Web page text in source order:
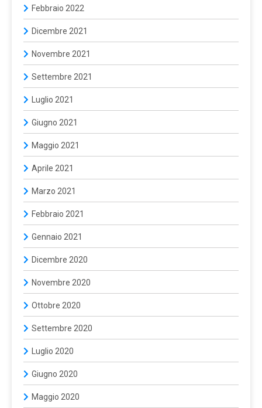
Febbraio 2022
Dicembre 2021
Novembre 2021
Settembre 2021
Luglio 2021
Giugno 2021
Maggio 2021
Aprile 2021
Marzo 2021
Febbraio 2021
Gennaio 2021
Dicembre 2020
Novembre 2020
Ottobre 2020
Settembre 2020
Luglio 2020
Giugno 2020
Maggio 2020